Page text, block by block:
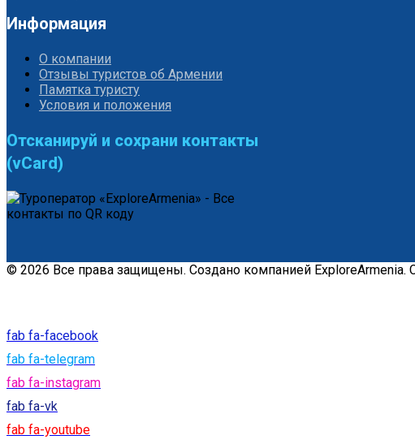
Информация
О компании
Отзывы туристов об Армении
Памятка туристу
Условия и положения
Отсканируй и сохрани контакты
(vCard)
© 2026 Все права защищены. Создано компанией ExploreArmenia.
fab fa-facebook
fab fa-telegram
fab fa-instagram
fab fa-vk
fab fa-youtube